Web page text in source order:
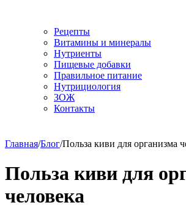
Рецепты
Витамины и минералы
Нутриенты
Пищевые добавки
Правильное питание
Нутрициология
ЗОЖ
Контакты
Главная/Блог/Польза киви для организма
Польза киви для
человека